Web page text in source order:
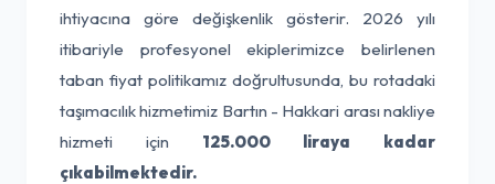
ihtiyacına göre değişkenlik gösterir. 2026 yılı
itibariyle profesyonel ekiplerimizce belirlenen
taban fiyat politikamız doğrultusunda, bu rotadaki
taşımacılık hizmetimiz Bartın - Hakkari arası nakliye
hizmeti için 125.000 liraya kadar
çıkabilmektedir.